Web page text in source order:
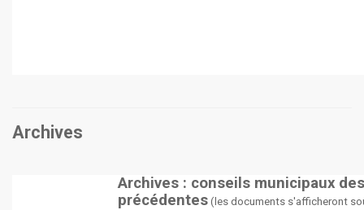
Archives
Archives : conseils municipaux
précédentes (les documents s'afficheront